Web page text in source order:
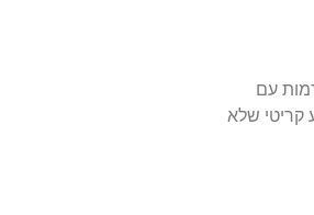
עם
קריטי שלא